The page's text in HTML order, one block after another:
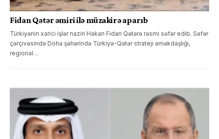
Fidan Qətər əmiri ilə müzakirə aparıb
Türkiyənin xarici işlər naziri Hakan Fidan Qətərə rəsmi səfər edib. Səfər
çərçivəsində Doha şəhərində Türkiyə-Qətər strateji əməkdaşlığı,
regional…